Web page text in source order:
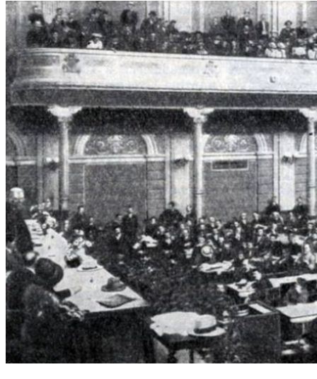
Международная
олимпийская
академия.